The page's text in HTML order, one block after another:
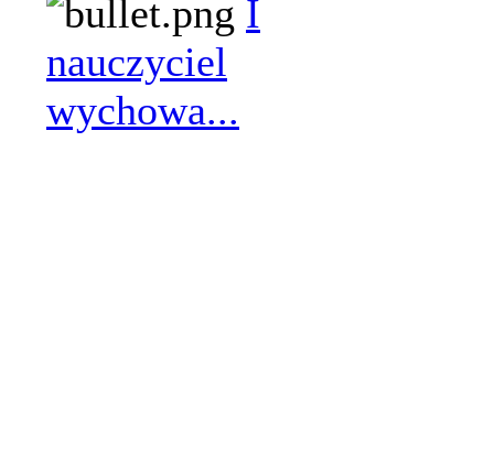
I
nauczyciel
wychowa...